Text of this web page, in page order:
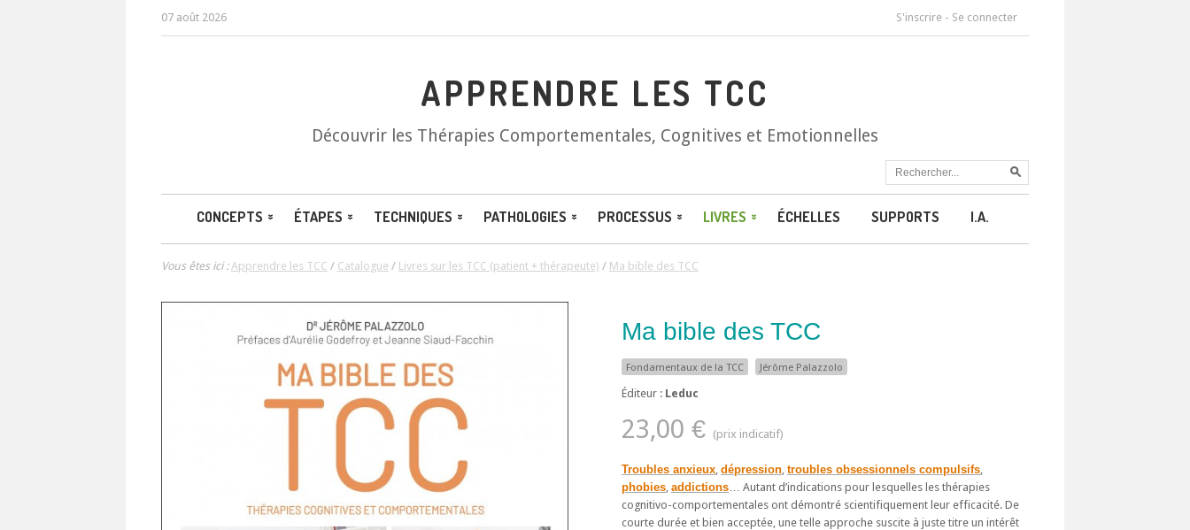
07 août 2026 S'inscrire - Se connecter
APPRENDRE LES TCC
Découvrir les Thérapies Comportementales, Cognitives et Emotionnelles
CONCEPTS ÉTAPES TECHNIQUES PATHOLOGIES PROCESSUS LIVRES ÉCHELLES SUPPORTS I.A.
Vous êtes ici :Apprendre les TCC / Catalogue / Livres sur les TCC (patient + thérapeute) / Ma bible des TCC
Ma bible des TCC
Fondamentaux de la TCC Jérôme Palazzolo
Éditeur : Leduc
23,00 €
Troubles anxieux dépression troubles obsessionnels compulsifs
phobies addictions … Autant d’indications pour lesquelles les thérapies
cognitivo-comportementales ont démontré scientifiquement leur efficacité. De
courte durée et bien acceptée, une telle approche suscite à juste titre un intérêt